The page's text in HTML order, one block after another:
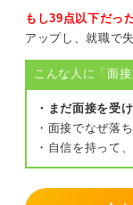
もし39点以下だっ
アップし、就職で
こんな人に「面
・まだ面接を受
・面接でなぜ落
・自信を持って